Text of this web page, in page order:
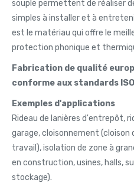
souple permettent de réaliser
simples à installer et à
est le matériau qui offre le
protection phonique et
Fabrication de qualité
conforme aux standards
Exemples d'applications
Rideau de lanières d'entrepôt,
garage, cloisonnement (cloison
travail), isolation de zone à
en construction, usines, halls,
stockage).